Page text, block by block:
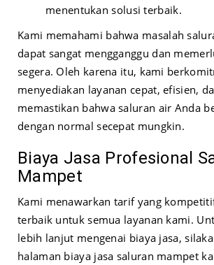
menentukan solusi terbaik.
Kami memahami bahwa masalah
dapat sangat mengganggu dan
segera. Oleh karena itu, kami
menyediakan layanan cepat, efisien,
memastikan bahwa saluran air Anda
dengan normal secepat mungkin.
Biaya Jasa Profesional
Mampet
Kami menawarkan tarif yang
terbaik untuk semua layanan kami.
lebih lanjut mengenai biaya jasa,
halaman biaya jasa saluran mampet